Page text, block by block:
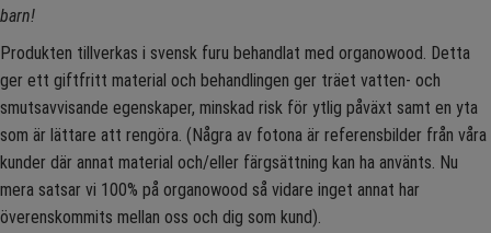
barn!
Produkten tillverkas i svensk furu behandlat med organowood. Detta
ger ett giftfritt material och behandlingen ger träet vatten- och
smutsavvisande egenskaper, minskad risk för ytlig påväxt samt en yta
som är lättare att rengöra. (Några av fotona är referensbilder från våra
kunder där annat material och/eller färgsättning kan ha använts. Nu
mera satsar vi 100% på organowood så vidare inget annat har
överenskommits mellan oss och dig som kund).